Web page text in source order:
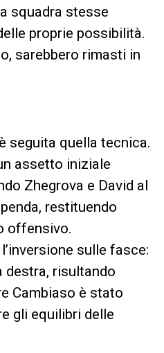
squadra stesse
proprie possibilità.
sarebbero rimasti in
seguita quella tecnica.
assetto iniziale
Zhegrova e David al
restituendo
offensivo.
sulle fasce:
destra, risultando
Cambiaso è stato
gli equilibri delle